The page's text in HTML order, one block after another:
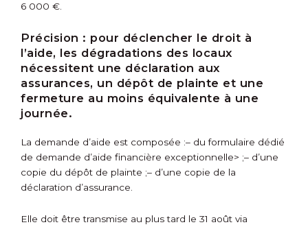
6 000 €.
Précision : pour déclencher le droit à
l’aide, les dégradations des locaux
nécessitent une déclaration aux
assurances, un dépôt de plainte et une
fermeture au moins équivalente à une
journée.
La demande d’aide est composée :– duformulaire dédié
de demande d’aide financière exceptionnelle> ;– d’une
copie du dépôt de plainte ;– d’une copie de la
déclaration d’assurance.
Elle doit être transmise au plus tard le 31 août via